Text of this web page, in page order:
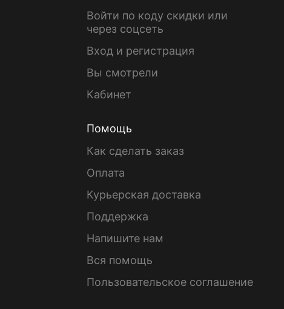
Войти по коду скидки или
через соцсеть
Вход и регистрация
Вы смотрели
Кабинет
Помощь
Как сделать заказ
Оплата
Курьерская доставка
Поддержка
Напишите нам
Вся помощь
Пользовательское соглашение